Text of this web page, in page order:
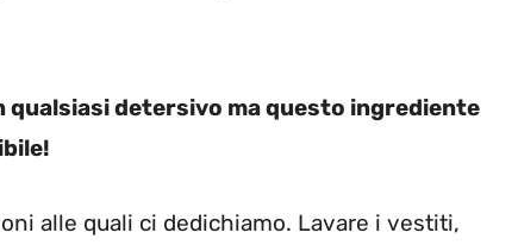
detersivo ma questo ingrediente
alle quali ci dedichiamo. Lavare i vestiti,